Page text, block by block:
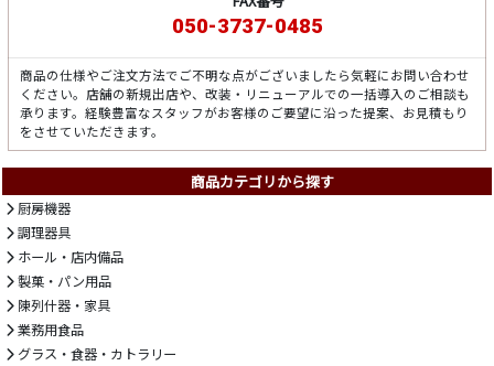
050-3737-0485
商品の仕様やご注文方法でご不明な点がございましたら気軽にお問い合わせ
ください。店舗の新規出店や、改装・リニューアルでの一括導入のご相談も
承ります。経験豊富なスタッフがお客様のご要望に沿った提案、お見積もり
をさせていただきます。
商品カテゴリから探す
厨房機器
調理器具
ホール・店内備品
製菓・パン用品
陳列什器・家具
業務用食品
グラス・食器・カトラリー